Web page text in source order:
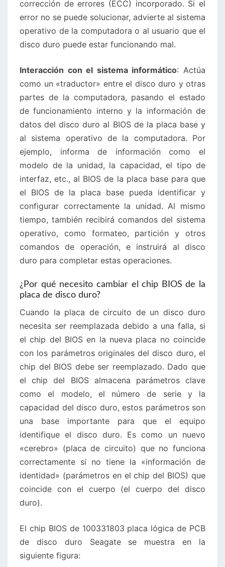
corrección de errores (ECC) incorporado. Si el
error no se puede solucionar, advierte al sistema
operativo de la computadora o al usuario que el
disco duro puede estar funcionando mal.
Interacción con el sistema informático: Actúa
como un «traductor» entre el disco duro y otras
partes de la computadora, pasando el estado
de funcionamiento interno y la información de
datos del disco duro al BIOS de la placa base y
al sistema operativo de la computadora. Por
ejemplo, informa de información como el
modelo de la unidad, la capacidad, el tipo de
interfaz, etc., al BIOS de la placa base para que
el BIOS de la placa base pueda identificar y
configurar correctamente la unidad. Al mismo
tiempo, también recibirá comandos del sistema
operativo, como formateo, partición y otros
comandos de operación, e instruirá al disco
duro para completar estas operaciones.
¿Por qué necesito cambiar el chip BIOS de la
placa de disco duro?
Cuando la placa de circuito de un disco duro
necesita ser reemplazada debido a una falla, si
el chip del BIOS en la nueva placa no coincide
con los parámetros originales del disco duro, el
chip del BIOS debe ser reemplazado. Dado que
el chip del BIOS almacena parámetros clave
como el modelo, el número de serie y la
capacidad del disco duro, estos parámetros son
una base importante para que el equipo
identifique el disco duro. Es como un nuevo
«cerebro» (placa de circuito) que no funciona
correctamente si no tiene la «información de
identidad» (parámetros en el chip del BIOS) que
coincide con el cuerpo (el cuerpo del disco
duro).
El chip BIOS de 100331803 placa lógica de PCB
de disco duro Seagate se muestra en la
siguiente figura: